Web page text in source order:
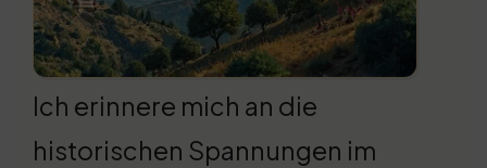
Ich erinnere mich an die
historischen Spannungen im